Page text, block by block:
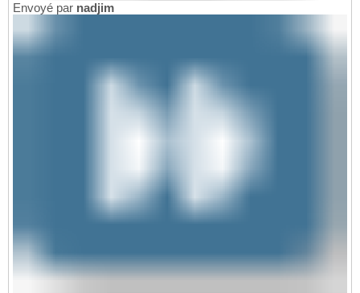
Envoyé par nadjim